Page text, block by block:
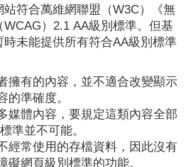
符合萬維網聯盟（W3C）《無
）2.1 AA級別標準。但基
未能提供所有符合AA級別標準
擁有的內容，並不適合改變顯示
的準確度。
媒體內容，要規定這類內容全部
準並不可能。
經常使用的存檔資料，因此沒有
礙網頁級別標準的功能。